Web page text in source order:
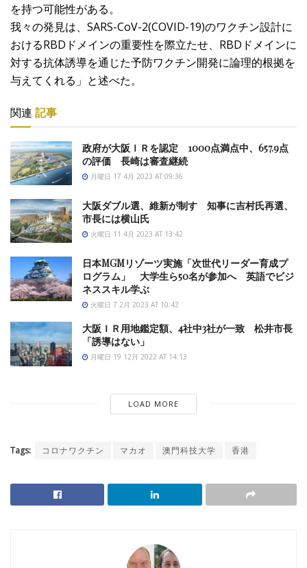
を持つ可能性がある。
我々の発見は、SARS-CoV-2(COVID-19)のワクチン設計に
おけるRBDドメインの重要性を際立たせ、RBDドメインに
対する抗体誘導を通じた予防ワクチン開発に論理的根拠を
与えてくれる」と述べた。
関連 記事
政府が大阪ＩＲを認定 1000点満点中、657.9点
の評価 長崎は審査継続
月曜日 17 4月 2023 AT 09:36
大阪ダブル選、維新が制す 知事に吉村氏再選、
市長には横山氏
火曜日 11 4月 2023 AT 13:42
日本MGMリゾーツ実施「次世代リーダー育成プ
ログラム」 大学生ら50名が参加へ 英語でビジ
ネススキル学ぶ
火曜日 7 2月 2023 AT 10:42
大阪ＩＲ用地鑑定額、4社中3社が一致 松井市長
「誘導はない」
月曜日 19 12月 2022 AT 14:13
LOAD MORE
Tags: コロナワクチン マカオ 澳門科技大学 香港